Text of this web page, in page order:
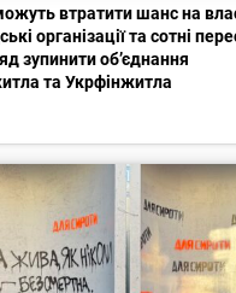
втратити шанс на
організації та сотні
зупинити об’єднання
та Укрфінжитла